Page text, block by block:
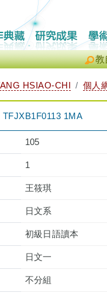
教
HSIAO-CHI 個人
1MA
105
1
王筱琪
日文系
初級日語讀本
日文一
不分組